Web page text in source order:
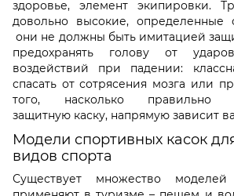
здоровье, элемент экипировки.
довольно высокие, определенные
они не должны быть имитацией
предохранять голову от
воздействий при падении:
спасать от сотрясения мозга или
того, насколько правильно
защитную каску, напрямую зависит
Модели спортивных касок
видов спорта
Существует множество